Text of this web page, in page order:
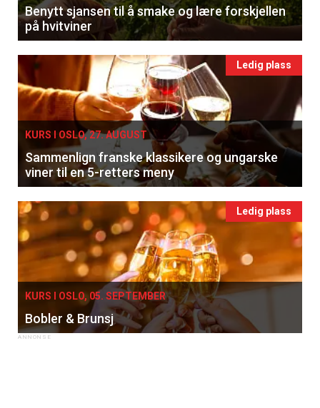
Benytt sjansen til å smake og lære forskjellen
på hvitviner
Ledig plass
KURS I OSLO, 27. AUGUST
Sammenlign franske klassikere og ungarske
viner til en 5-retters meny
Ledig plass
KURS I OSLO, 05. SEPTEMBER
Bobler & Brunsj